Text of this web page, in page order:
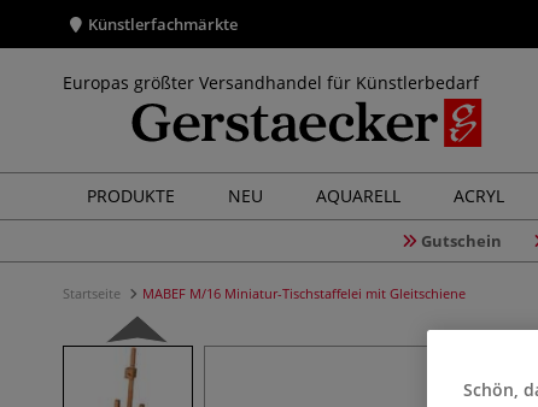
Künstlerfachmärkte
Europas größter Versandhandel für Künstlerbedarf
PRODUKTE NEU AQUARELL ACRYL
Gutschein
Startseite MABEF M/16 Miniatur-Tischstaffelei mit Gleitschiene
Schön,